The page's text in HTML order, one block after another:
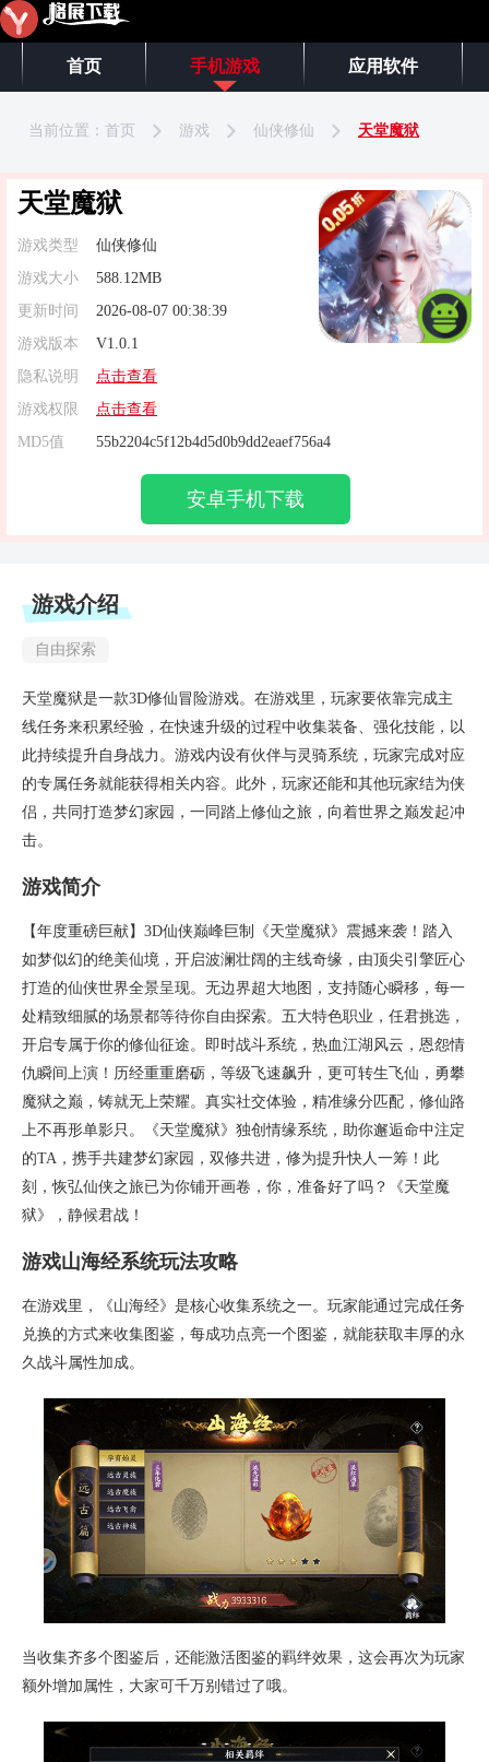
首页 手机游戏 应用软件
当前位置： 首页 游戏 仙侠修仙 天堂魔狱
天堂魔狱
游戏类型
仙侠修仙
游戏大小
588.12MB
更新时间
2026-08-07 00:38:39
游戏版本
V1.0.1
隐私说明
点击查看
游戏权限
点击查看
MD5值
55b2204c5f12b4d5d0b9dd2eaef756a4
安卓手机下载
游戏介绍
自由探索
天堂魔狱是一款3D修仙冒险游戏。在游戏里，玩家要依靠完成主
线任务来积累经验，在快速升级的过程中收集装备、强化技能，以
此持续提升自身战力。游戏内设有伙伴与灵骑系统，玩家完成对应
的专属任务就能获得相关内容。此外，玩家还能和其他玩家结为侠
侣，共同打造梦幻家园，一同踏上修仙之旅，向着世界之巅发起冲
击。
游戏简介
【年度重磅巨献】3D仙侠巅峰巨制《天堂魔狱》震撼来袭！踏入
如梦似幻的绝美仙境，开启波澜壮阔的主线奇缘，由顶尖引擎匠心
打造的仙侠世界全景呈现。无边界超大地图，支持随心瞬移，每一
处精致细腻的场景都等待你自由探索。五大特色职业，任君挑选，
开启专属于你的修仙征途。即时战斗系统，热血江湖风云，恩怨情
仇瞬间上演！历经重重磨砺，等级飞速飙升，更可转生飞仙，勇攀
魔狱之巅，铸就无上荣耀。真实社交体验，精准缘分匹配，修仙路
上不再形单影只。《天堂魔狱》独创情缘系统，助你邂逅命中注定
的TA，携手共建梦幻家园，双修共进，修为提升快人一筹！此
刻，恢弘仙侠之旅已为你铺开画卷，你，准备好了吗？《天堂魔
狱》，静候君战！
游戏山海经系统玩法攻略
在游戏里，《山海经》是核心收集系统之一。玩家能通过完成任务
兑换的方式来收集图鉴，每成功点亮一个图鉴，就能获取丰厚的永
久战斗属性加成。
当收集齐多个图鉴后，还能激活图鉴的羁绊效果，这会再次为玩家
额外增加属性，大家可千万别错过了哦。